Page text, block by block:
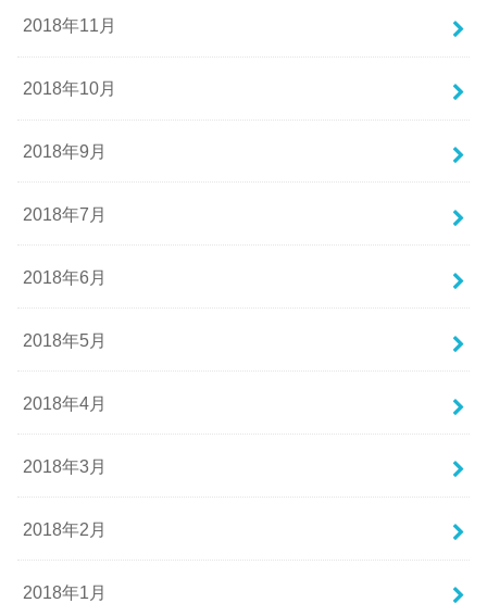
2018年11月
2018年10月
2018年9月
2018年7月
2018年6月
2018年5月
2018年4月
2018年3月
2018年2月
2018年1月